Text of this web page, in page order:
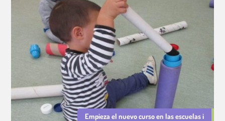
Empieza el nuevo curso en las escuelas i